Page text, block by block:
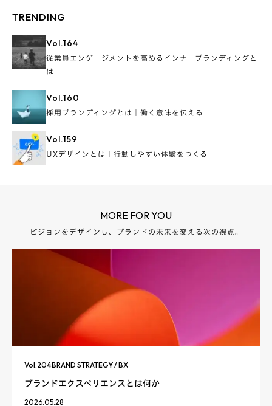
TRENDING
Vol.164
従業員エンゲージメントを高めるインナーブランディングと
は
Vol.160
採用ブランディングとは｜働く意味を伝える
Vol.159
UXデザインとは｜行動しやすい体験をつくる
MORE FOR YOU
ビジョンをデザインし、ブランドの未来を変える次の視点。
Vol.204BRAND STRATEGY / BX
ブランドエクスペリエンスとは何か
2026.05.28